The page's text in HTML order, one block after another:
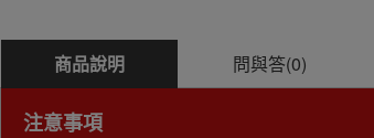
商品說明 問與答(0)
注意事項